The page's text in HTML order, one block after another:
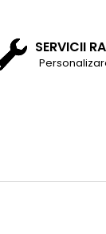
SERVICII